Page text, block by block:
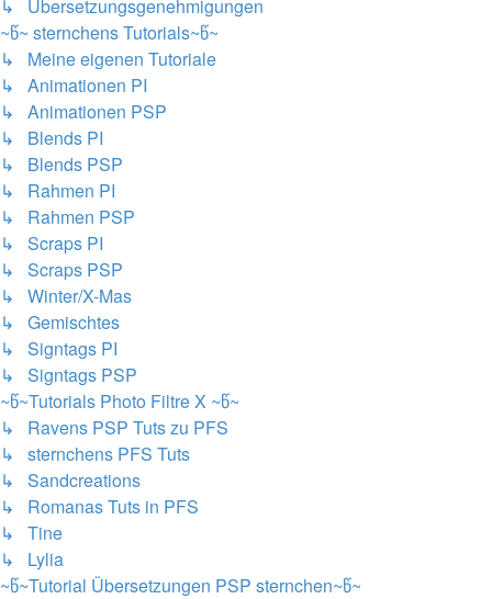
↳ Übersetzungsgenehmigungen
~წ~ sternchens Tutorials~წ~
↳ Meine eigenen Tutoriale
↳ Animationen PI
↳ Animationen PSP
↳ Blends PI
↳ Blends PSP
↳ Rahmen PI
↳ Rahmen PSP
↳ Scraps PI
↳ Scraps PSP
↳ Winter/X-Mas
↳ Gemischtes
↳ Signtags PI
↳ Signtags PSP
~წ~Tutorials Photo Filtre X ~წ~
↳ Ravens PSP Tuts zu PFS
↳ sternchens PFS Tuts
↳ Sandcreations
↳ Romanas Tuts in PFS
↳ Tine
↳ Lylia
~წ~Tutorial Übersetzungen PSP sternchen~წ~